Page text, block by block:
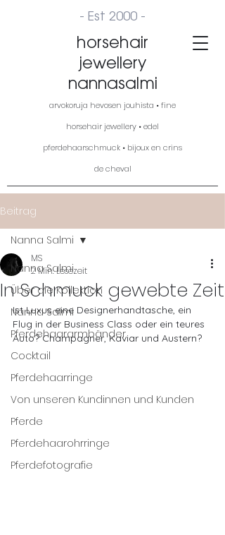
horsehair
jewellery
nannasalmi
arvokoruja hevosen jouhista • fine
horsehair jewellery • edel
pferdehaarschmuck • bijoux en crins
de cheval
- Est 2000 -
Beitrag
Nanna Salmi
Über die Kollektion
Nanna Salmi
Pferdehaararmbänder
Cocktail
Pferdehaarringe
Von unseren Kundinnen und Kunden
Pferde
Pferdehaarohrringe
Pferdefotografie
Nanna Salmi
In Schmuck gewebte Zeit
MS
2 Min. Lesezeit
Ist Luxus eine Designerhandtasche, ein
Flug in der Business Class oder ein teures
Auto? Champagner, Kaviar und Austern?